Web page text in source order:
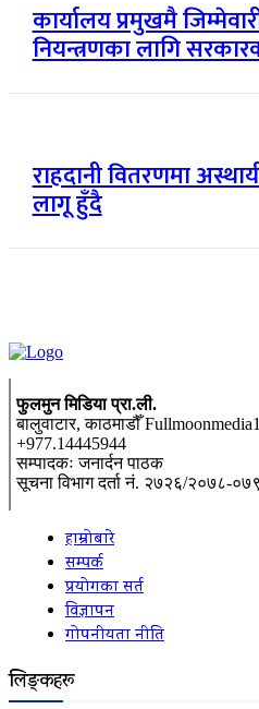
कार्यालय प्रमुखमै
नियन्त्रणका लागि
राहदानी वितरणमा
लागू हुँदै
फुलमुन मिडिया प्रा.ली.
बालुवाटार, काठमाडौँ
+977.14445944
सम्पादकः जनार्दन पाठक
सूचना विभाग दर्ता नं. २७२६/२०७८-०७९
हाम्रोबारे
सम्पर्क
प्रयोगका सर्त
विज्ञापन
गोपनीयता नीति
लिङ्कहरू